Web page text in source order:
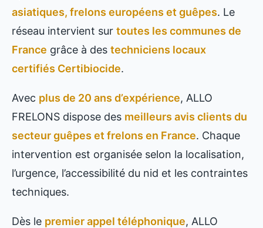
asiatiques, frelons européens et guêpes. Le
réseau intervient sur toutes les communes de
France grâce à des techniciens locaux
certifiés Certibiocide.
Avec plus de 20 ans d’expérience, ALLO
FRELONS dispose des meilleurs avis clients du
secteur guêpes et frelons en France. Chaque
intervention est organisée selon la localisation,
l’urgence, l’accessibilité du nid et les contraintes
techniques.
Dès le premier appel téléphonique, ALLO